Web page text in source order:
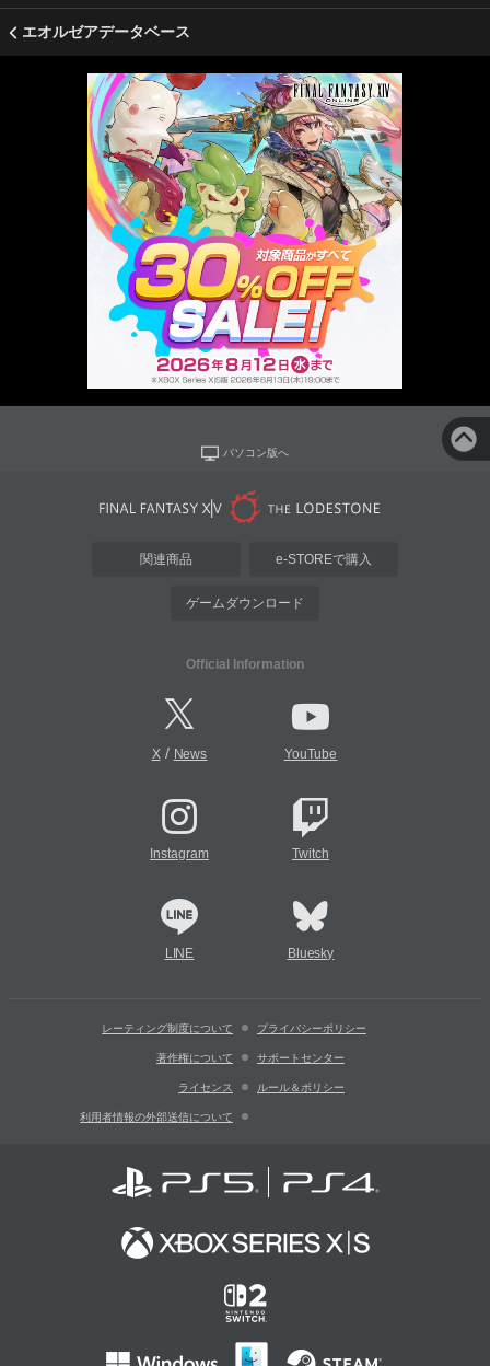
エオルゼアデータベース
パソコン版へ
関連商品 e-STOREで購入
ゲームダウンロード
Official Information
X/ News YouTube
Instagram Twitch
LINE Bluesky
レーティング制度について プライバシーポリシー
著作権について サポートセンター
ライセンス ルール＆ポリシー
利用者情報の外部送信について